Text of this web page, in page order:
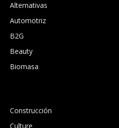
Alternativas
Automotriz
B2G
Beauty
Biomasa
Construcción
Culture